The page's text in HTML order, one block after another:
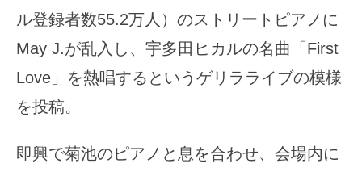
ル登録者数55.2万人）のストリートピアノに
May J.が乱入し、宇多田ヒカルの名曲「First
Love」を熱唱するというゲリラライブの模様
を投稿。
即興で菊池のピアノと息を合わせ、会場内に